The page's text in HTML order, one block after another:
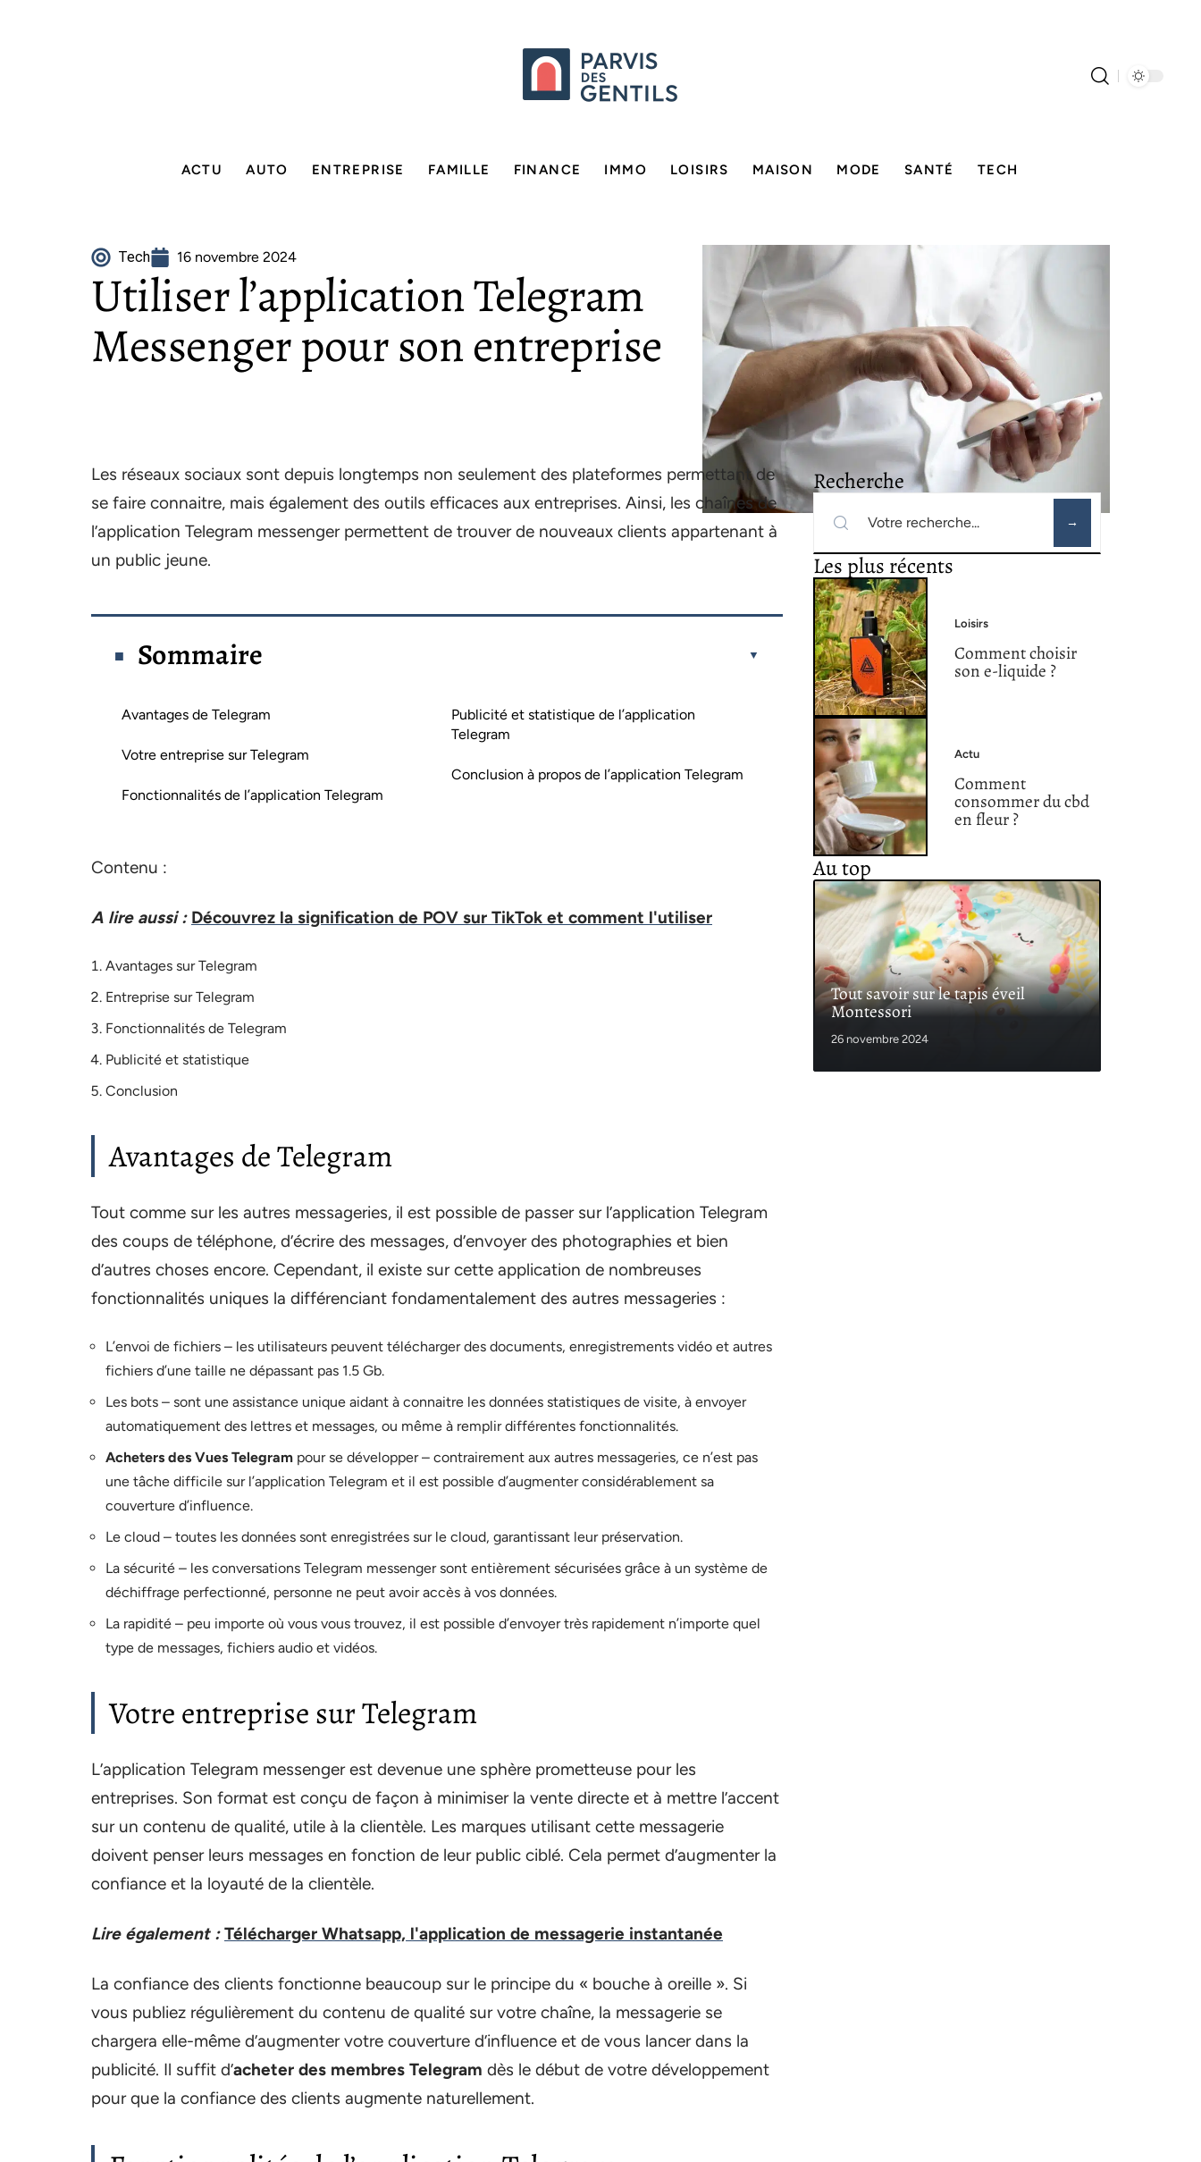
ACTU AUTO ENTREPRISE FAMILLE FINANCE IMMO LOISIRS MAISON MODE SANTÉ TECH
Tech 16 novembre 2024
Utiliser l’application Telegram
Messenger pour son entreprise
Les réseaux sociaux sont depuis longtemps non seulement des plateformes permettant de
se faire connaitre, mais également des outils efficaces aux entreprises. Ainsi, les chaînes de
l’application Telegram messenger permettent de trouver de nouveaux clients appartenant à
un public jeune.
Sommaire
Avantages de Telegram
Votre entreprise sur Telegram
Fonctionnalités de l’application Telegram
Publicité et statistique de l’application
Telegram
Conclusion à propos de l’application Telegram
Contenu :
A lire aussi : Découvrez la signification de POV sur TikTok et comment l'utiliser
Avantages sur Telegram
Entreprise sur Telegram
Fonctionnalités de Telegram
Publicité et statistique
Conclusion
Avantages de Telegram
Tout comme sur les autres messageries, il est possible de passer sur l’application Telegram
des coups de téléphone, d’écrire des messages, d’envoyer des photographies et bien
d’autres choses encore. Cependant, il existe sur cette application de nombreuses
fonctionnalités uniques la différenciant fondamentalement des autres messageries :
L’envoi de fichiers – les utilisateurs peuvent télécharger des documents, enregistrements vidéo et autres
fichiers d’une taille ne dépassant pas 1.5 Gb.
Les bots – sont une assistance unique aidant à connaitre les données statistiques de visite, à envoyer
automatiquement des lettres et messages, ou même à remplir différentes fonctionnalités.
Acheters des Vues Telegram pour se développer – contrairement aux autres messageries, ce n’est pas
une tâche difficile sur l’application Telegram et il est possible d’augmenter considérablement sa
couverture d’influence.
Le cloud – toutes les données sont enregistrées sur le cloud, garantissant leur préservation.
La sécurité – les conversations Telegram messenger sont entièrement sécurisées grâce à un système de
déchiffrage perfectionné, personne ne peut avoir accès à vos données.
La rapidité – peu importe où vous vous trouvez, il est possible d’envoyer très rapidement n’importe quel
type de messages, fichiers audio et vidéos.
Votre entreprise sur Telegram
L’application Telegram messenger est devenue une sphère prometteuse pour les
entreprises. Son format est conçu de façon à minimiser la vente directe et à mettre l’accent
sur un contenu de qualité, utile à la clientèle. Les marques utilisant cette messagerie
doivent penser leurs messages en fonction de leur public ciblé. Cela permet d’augmenter la
confiance et la loyauté de la clientèle.
Lire également : Télécharger Whatsapp, l'application de messagerie instantanée
La confiance des clients fonctionne beaucoup sur le principe du « bouche à oreille ». Si
vous publiez régulièrement du contenu de qualité sur votre chaîne, la messagerie se
chargera elle-même d’augmenter votre couverture d’influence et de vous lancer dans la
publicité. Il suffit d’acheter des membres Telegram dès le début de votre développement
pour que la confiance des clients augmente naturellement.
Recherche
Les plus récents
Loisirs
Comment choisir
son e-liquide ?
Actu
Comment
consommer du cbd
en fleur ?
Au top
Tout savoir sur le tapis éveil
Montessori
26 novembre 2024